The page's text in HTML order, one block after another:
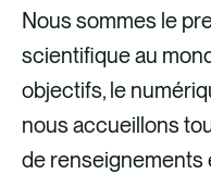
Nous sommes le
scientifique au
objectifs, le
nous accueillons
de renseignements